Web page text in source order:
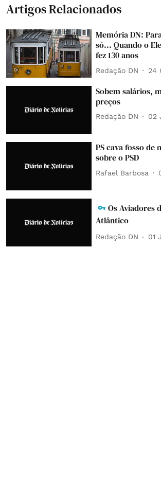
Artigos Relacionados
Memória DN:
só... Quando o
fez 130 anos
Redação DN 24
Sobem salários,
preços
Redação DN 02
PS cava fosso de
sobre o PSD
Rafael Barbosa
Os Aviadores
Atlântico
Redação DN 01